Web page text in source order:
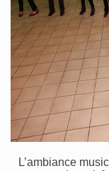
L’ambiance